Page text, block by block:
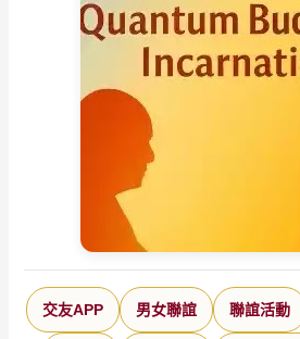
交友APP 男女聯誼 聯誼活動